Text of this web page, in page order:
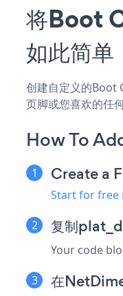
将Boot
如此简单
创建自定义的Boot
页脚或您喜欢的任
How To
Create a
Start for free
复制
Your code
在